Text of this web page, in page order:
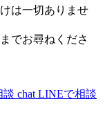
は一切ありませ
でお尋ねくださ
談 chat LINEで相談